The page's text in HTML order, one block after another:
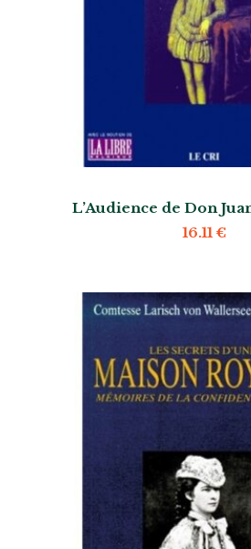
L’Audience de Don
16.11 €